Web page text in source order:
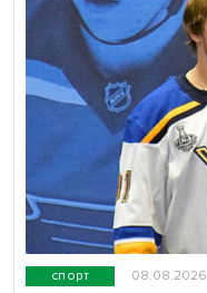
спорт 08.08.2026